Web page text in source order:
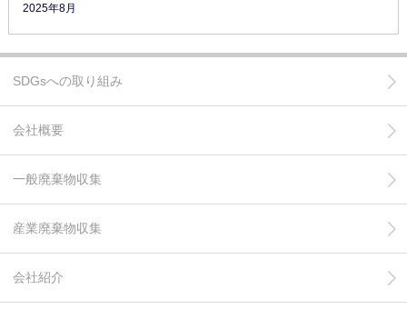
2025年8月
SDGsへの取り組み
会社概要
一般廃棄物収集
産業廃棄物収集
会社紹介